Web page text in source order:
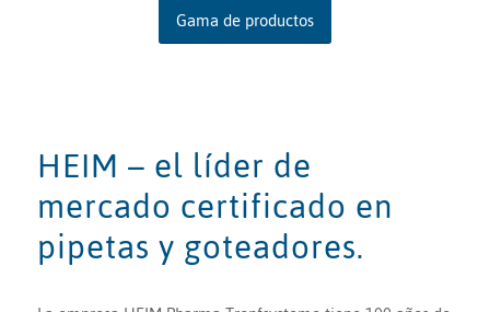
Gama de productos
HEIM – el líder de
mercado certificado en
pipetas y goteadores.